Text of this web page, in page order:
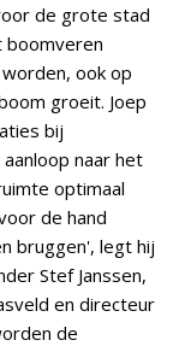
de grote stad
boomveren
ook op
groeit. Joep
bij
naar het
optimaal
de hand
bruggen', legt hij
Stef Janssen,
en directeur
de